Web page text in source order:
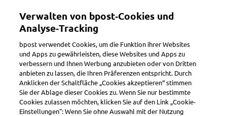
Toggle navigation
Verwalten von bpost‑Cookies und
Analyse‑Tracking
bpost verwendet Cookies, um die Funktion ihrer Websites
und Apps zu gewährleisten, diese Websites und Apps zu
verbessern und Ihnen Werbung anzubieten oder von Dritten
anbieten zu lassen, die Ihren Präferenzen entspricht. Durch
Anklicken der Schaltfläche „Cookies akzeptieren“ stimmen
Sie der Ablage dieser Cookies zu. Wenn Sie nur bestimmte
Cookies zulassen möchten, klicken Sie auf den Link „Cookie-
Einstellungen": Wenn Sie ohne Auswahl mit der Nutzung